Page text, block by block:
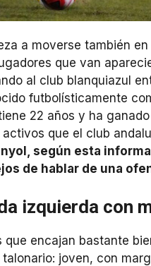
a moverse también
que van
al club blanquiazul
futbolísticamente
22 años y ha
que el club
según esta
de hablar de una
izquierda con
encajan bastante
joven, con